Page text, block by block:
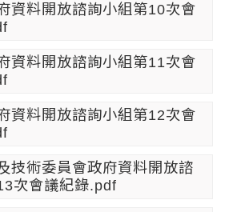
資料開放諮詢小組第10次會
資料開放諮詢小組第11次會
資料開放諮詢小組第12次會
技術委員會政府資料開放諮
次會議紀錄.pdf